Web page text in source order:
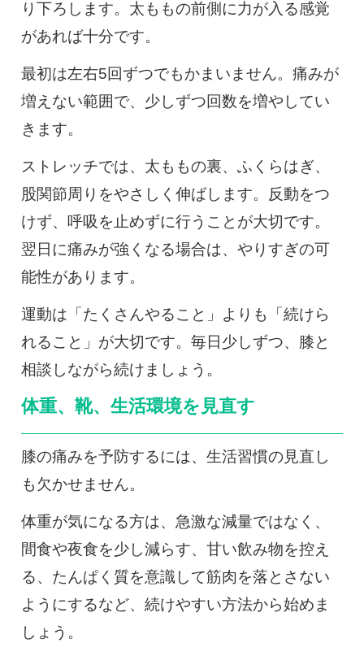
り下ろします。太ももの前側に力が入る感覚
があれば十分です。
最初は左右5回ずつでもかまいません。痛みが
増えない範囲で、少しずつ回数を増やしてい
きます。
ストレッチでは、太ももの裏、ふくらはぎ、
股関節周りをやさしく伸ばします。反動をつ
けず、呼吸を止めずに行うことが大切です。
翌日に痛みが強くなる場合は、やりすぎの可
能性があります。
運動は「たくさんやること」よりも「続けら
れること」が大切です。毎日少しずつ、膝と
相談しながら続けましょう。
体重、靴、生活環境を見直す
膝の痛みを予防するには、生活習慣の見直し
も欠かせません。
体重が気になる方は、急激な減量ではなく、
間食や夜食を少し減らす、甘い飲み物を控え
る、たんぱく質を意識して筋肉を落とさない
ようにするなど、続けやすい方法から始めま
しょう。